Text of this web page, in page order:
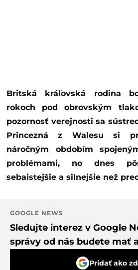
Britská kráľovská rodina bola v posledných
rokoch pod obrovským
pozornosť verejnosti sa
Princezná z Walesu si
náročným obdobím
problémami, no dnes
sebaistejšie a silnejšie než
GOOGLE NEWS
Sledujte interez v Google
správy od nás budete mať
Pridať ako